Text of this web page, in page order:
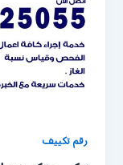
رقم تكييف